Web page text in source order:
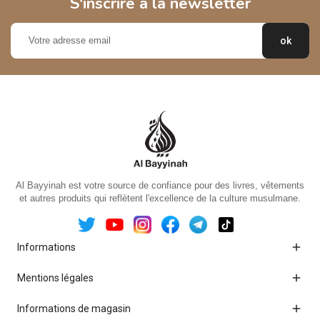
Al Bayyinah est votre source de confiance pour des livres, vêtements
et autres produits qui reflètent l'excellence de la culture musulmane.
Informations 
Mentions légales 
Informations de magasin 